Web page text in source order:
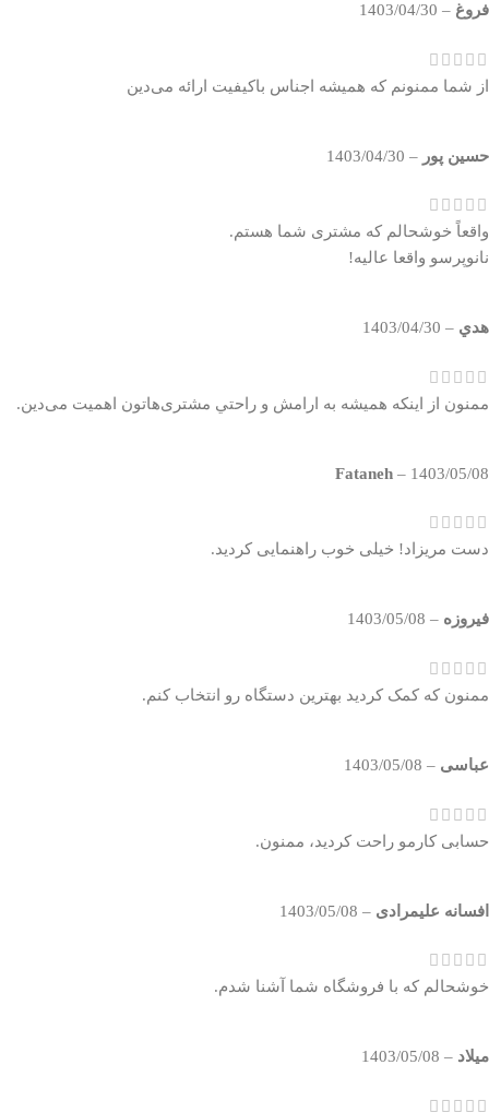
فروغ –
1403/04/30
از شما ممنونم که همیشه اجناس باکیفیت ارائه می‌دین
حسين پور –
1403/04/30
واقعاً خوشحالم که مشتری شما هستم.
نانوپرسو واقعا عالیه!
هدي –
1403/04/30
ممنون از اینکه همیشه به ارامش و راحتي مشتری‌هاتون اهمیت می‌دین.
Fataneh – 1403/05/08
دست مریزاد! خیلی خوب راهنمایی کردید.
فیروزه –
1403/05/08
ممنون که کمک کردید بهترین دستگاه رو انتخاب کنم.
عباسی –
1403/05/08
حسابی کارمو راحت کردید، ممنون.
افسانه علیمرادی –
1403/05/08
خوشحالم که با فروشگاه شما آشنا شدم.
میلاد –
1403/05/08